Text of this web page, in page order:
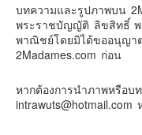
เตรียมไว้หนวด ถอยปืน
#น้องเกรซ #ลูกสาวเรา
Photo
บทความและรูปภาพบน
พระราชบัญญัติ ลิขสิทธิ์ พ
พาณิชย์โดยมิได้ขออนุญา
2Madames.com ก่อน
หากต้องการนำภาพหรือ
intrawuts@hotmail.com